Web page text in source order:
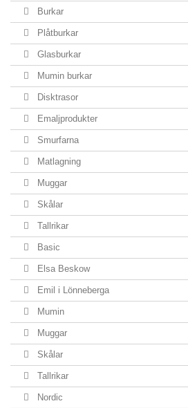
Burkar
Plåtburkar
Glasburkar
Mumin burkar
Disktrasor
Emaljprodukter
Smurfarna
Matlagning
Muggar
Skålar
Tallrikar
Basic
Elsa Beskow
Emil i Lönneberga
Mumin
Muggar
Skålar
Tallrikar
Nordic